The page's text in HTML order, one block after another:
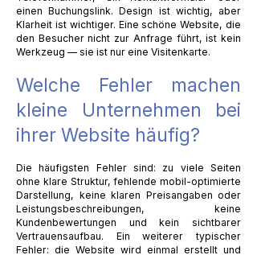
einen Buchungslink. Design ist wichtig, aber
Klarheit ist wichtiger. Eine schöne Website, die
den Besucher nicht zur Anfrage führt, ist kein
Werkzeug — sie ist nur eine Visitenkarte.
Welche Fehler machen
kleine Unternehmen bei
ihrer Website häufig?
Die häufigsten Fehler sind: zu viele Seiten
ohne klare Struktur, fehlende mobil-optimierte
Darstellung, keine klaren Preisangaben oder
Leistungsbeschreibungen, keine
Kundenbewertungen und kein sichtbarer
Vertrauensaufbau. Ein weiterer typischer
Fehler: die Website wird einmal erstellt und